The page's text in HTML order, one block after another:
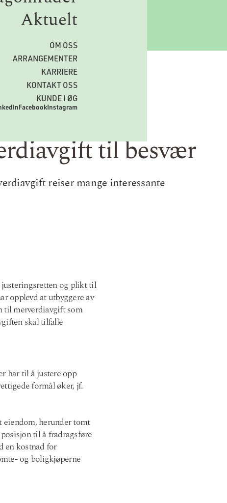
Aktuelt
OM OSS
ARRANGEMENTER
KARRIERE
KONTAKT OSS
KUNDE I ØG
FacebookInstagram
til besvær
reiser mange interessante
og plikt til
opplevd at utbyggere av
til merverdiavgift som
skal tilfalle
har til å justere opp
formål øker, jf.
eiendom, herunder tomt
til å fradragsføre
en kostnad for
og boligkjøperne